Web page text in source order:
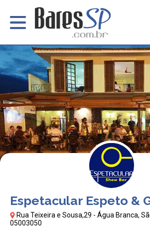
Espetacular Espeto &
Rua Teixeira e Sousa,29 - Água Branca,
05003050